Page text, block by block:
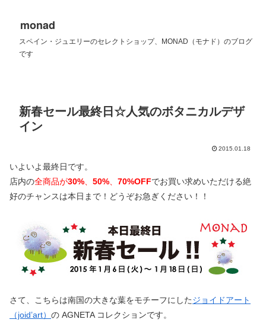
monad
スペイン・ジュエリーのセレクトショップ、MONAD（モナド）のブログ
です
新春セール最終日☆人気のボタニカルデザ
イン
2015.01.18
いよいよ最終日です。
店内の全商品が30% 50% 70%OFFでお買い求めいただける絶
好のチャンスは本日まで！どうぞお急ぎください！！
さて、こちらは南国の大きな葉をモチーフにしたジョイドアート
（joid’art） の AGNETA コレクションです。